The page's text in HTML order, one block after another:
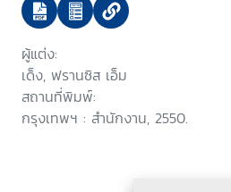
ผู้แต่ง:
เด็ง, ฟรานซิส เอ็ม
สถานที่พิมพ์:
กรุงเทพฯ : สำนักงาน, 2550.